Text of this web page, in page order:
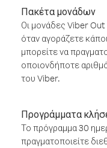
Πακέτα μονάδων
Οι μονάδες Viber
όταν αγοράζετε
μπορείτε να
οποιονδήποτε
του Viber.
Προγράμματα
Το πρόγραμμα 30
πραγματοποιείτε